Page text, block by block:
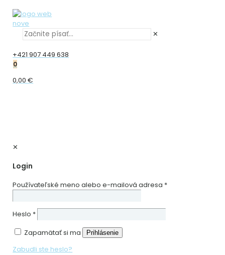
✕
+421 907 449 638
0
0,00 €
✕
Login
Používateľské meno alebo e-mailová adresa *
Heslo *
Zapamätať si ma
Prihlásenie
Zabudli ste heslo?